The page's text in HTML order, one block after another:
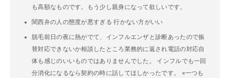
も高額なものです。もう少し親身になって欲しいです。
関西弁の人の態度が悪すぎる 行かない方がいい
脱毛前日の夜に熱がでて、インフルエンザと診断あったので振
替対応できないか相談したところ業務的に返され電話の対応自
体も感じのいいものではありませんでした。 インフルでも一回
分消化になるなら契約の時に話してほしかったです。 ⭐︎一つも